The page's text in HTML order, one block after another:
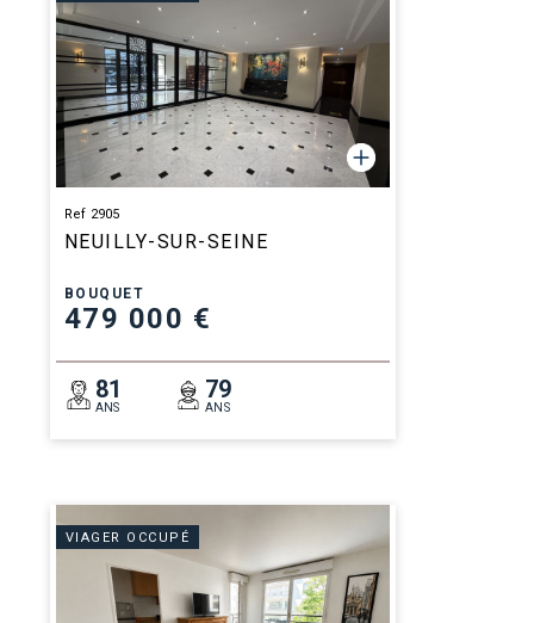
Ref 2905
NEUILLY-SUR-SEINE
BOUQUET
479 000 €
81
ANS
79
ANS
VIAGER OCCUPÉ